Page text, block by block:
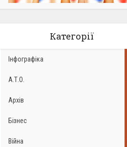
Категорії
Інфографіка
А.Т.О.
Архів
Бізнес
Війна